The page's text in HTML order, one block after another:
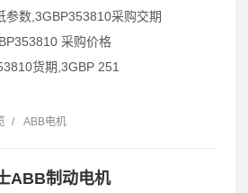
参数,3GBP353810采购交期
采购价格
货期,3GBP 251
/ ABB电机
ABB制动电机